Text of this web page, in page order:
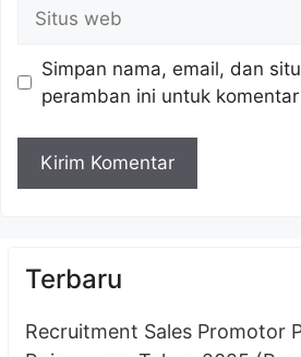
web
Simpan nama, email, dan
peramban ini untuk
Terbaru
Recruitment Sales Promotor